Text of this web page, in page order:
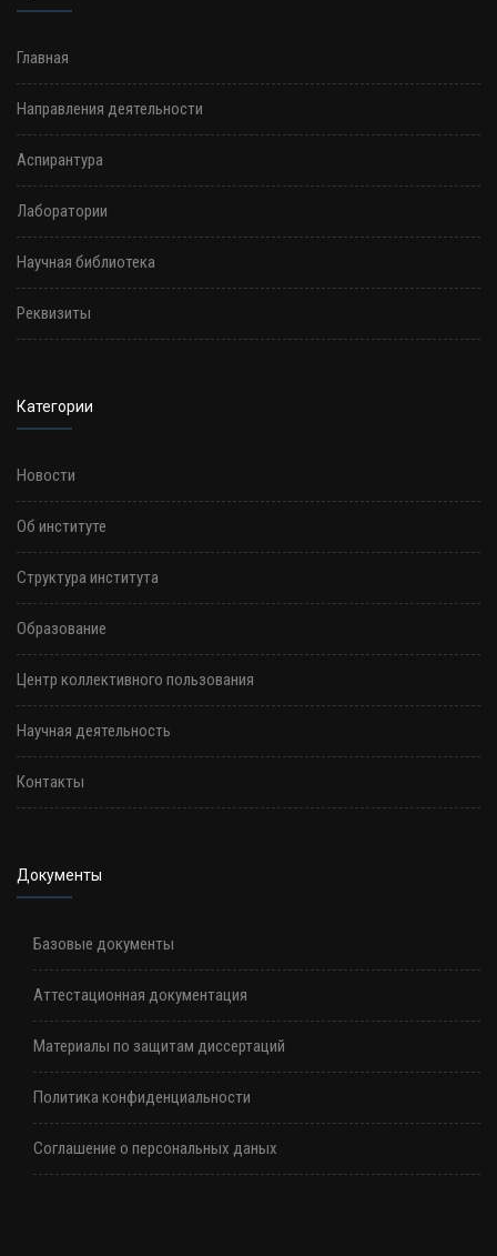
Главная
Направления деятельности
Аспирантура
Лаборатории
Научная библиотека
Реквизиты
Категории
Новости
Об институте
Структура института
Образование
Центр коллективного пользования
Научная деятельность
Контакты
Документы
Базовые документы
Аттестационная документация
Материалы по защитам диссертаций
Политика конфиденциальности
Соглашение о персональных даных